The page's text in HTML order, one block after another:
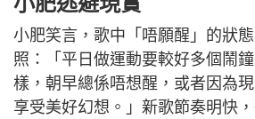
小肥笑言，歌中「唔願醒」的狀
照：「平日做運動要較好多個鬧
樣，朝早總係唔想醒，或者因為
享受美好幻想。」新歌節奏明快